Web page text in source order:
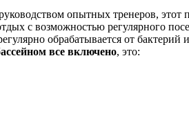
опытных тренеров, этот
с возможностью регулярного
обрабатывается от
все включено, это: